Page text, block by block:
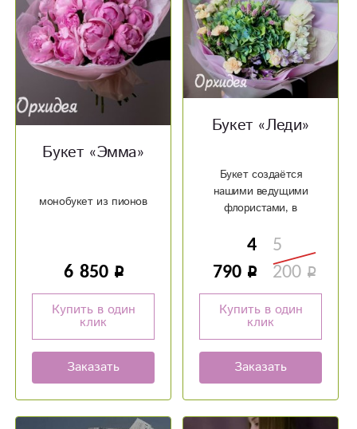
Букет «‎Эмма»‎
монобукет из пионов
6 850
Купить в один
клик
Заказать
Букет «Леди»
Букет создаётся
нашими ведущими
флористами, в
Вашему желанию.
4
790
5
200
Купить в один
клик
Заказать